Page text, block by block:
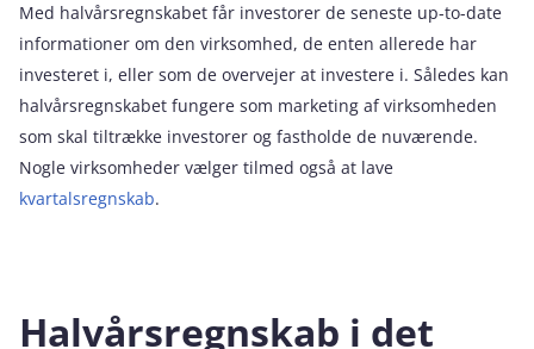
Med halvårsregnskabet får investorer de seneste up-to-date
informationer om den virksomhed, de enten allerede har
investeret i, eller som de overvejer at investere i. Således kan
halvårsregnskabet fungere som marketing af virksomheden
som skal tiltrække investorer og fastholde de nuværende.
Nogle virksomheder vælger tilmed også at lave
kvartalsregnskab.
Halvårsregnskab i det